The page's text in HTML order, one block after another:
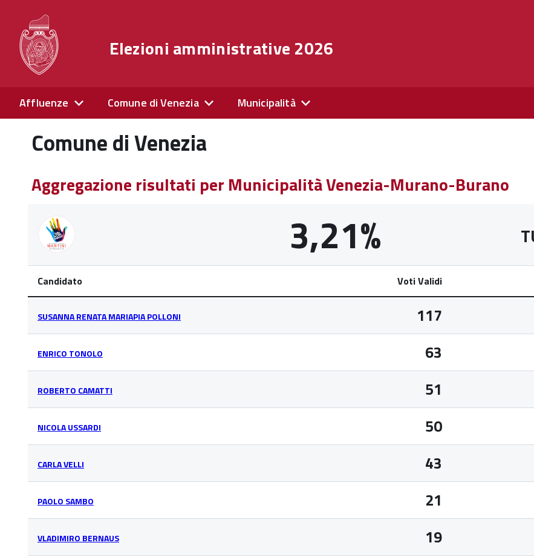
Elezioni amministrative 2026
Affluenze Comune di Venezia Municipalità
Comune di Venezia
Aggregazione risultati per Municipalità Venezia-Murano-Burano
3,21%
Candidato Voti Validi
SUSANNA RENATA MARIAPIA POLLONI 117
ENRICO TONOLO 63
ROBERTO CAMATTI 51
NICOLA USSARDI 50
CARLA VELLI 43
PAOLO SAMBO 21
VLADIMIRO BERNAUS 19